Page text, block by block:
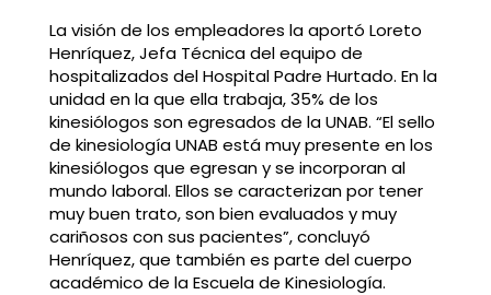
La visión de los empleadores la aportó Loreto
Henríquez, Jefa Técnica del equipo de
hospitalizados del Hospital Padre Hurtado. En la
unidad en la que ella trabaja, 35% de los
kinesiólogos son egresados de la UNAB. “El sello
de kinesiología UNAB está muy presente en los
kinesiólogos que egresan y se incorporan al
mundo laboral. Ellos se caracterizan por tener
muy buen trato, son bien evaluados y muy
cariñosos con sus pacientes”, concluyó
Henríquez, que también es parte del cuerpo
académico de la Escuela de Kinesiología.